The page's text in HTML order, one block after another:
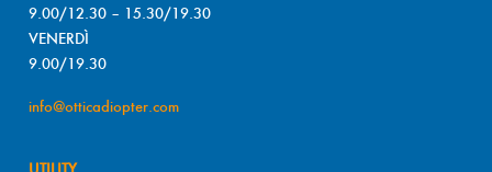
9.00/12.30 – 15.30/19.30
VENERDÌ
9.00/19.30
info@otticadiopter.com